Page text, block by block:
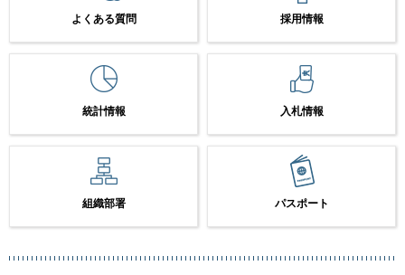
よくある質問 採用情報
統計情報 入札情報
組織部署 パスポート